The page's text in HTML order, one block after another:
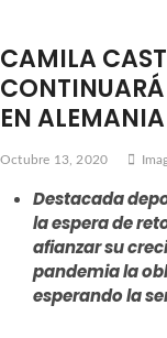
CAMILA
CONTINUARÁ
EN ALEMANIA
Octubre 13, 2020
Destacada
la espera de
afianzar su
pandemia la
esperando la